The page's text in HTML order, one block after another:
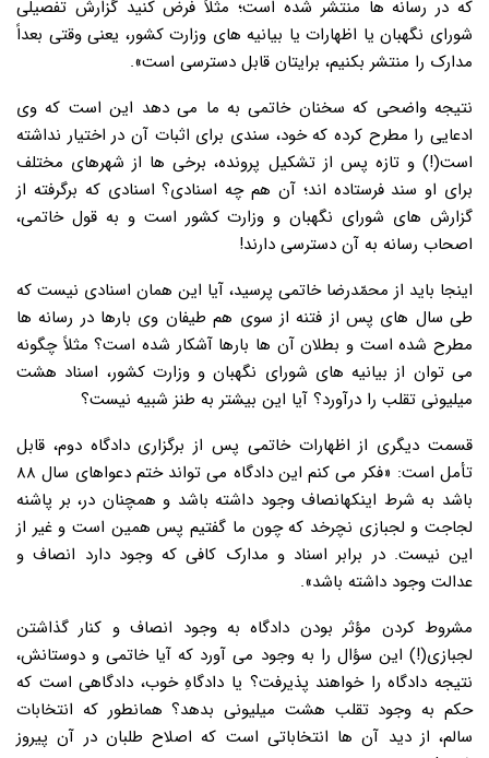
که در رسانه ها منتشر شده است؛ مثلاً فرض کنید گزارش تفصیلی
شورای نگهبان یا اظهارات یا بیانیه های وزارت کشور، یعنی وقتی بعداً
مدارک را منتشر بکنیم، برایتان قابل دسترسی است».
نتیجه واضحی که سخنان خاتمی به ما می دهد این است که وی
ادعایی را مطرح کرده که خود، سندی برای اثبات آن در اختیار نداشته
است(!) و تازه پس از تشکیل پرونده، برخی ها از شهرهای مختلف
برای او سند فرستاده اند؛ آن هم چه اسنادی؟ اسنادی که برگرفته از
گزارش های شورای نگهبان و وزارت کشور است و به قول خاتمی،
اصحاب رسانه به آن دسترسی دارند!
اینجا باید از محمّدرضا خاتمی پرسید، آیا این همان اسنادی نیست که
طی سال های پس از فتنه از سوی هم طیفان وی بارها در رسانه ها
مطرح شده است و بطلان آن ها بارها آشکار شده است؟ مثلاً چگونه
می توان از بیانیه های شورای نگهبان و وزارت کشور، اسناد هشت
میلیونی تقلب را درآورد؟ آیا این بیشتر به طنز شبیه نیست؟
قسمت دیگری از اظهارات خاتمی پس از برگزاری دادگاه دوم، قابل
تأمل است: «فکر می کنم این دادگاه می تواند ختم دعواهای سال ۸۸
باشد به شرط اینکهانصاف وجود داشته باشد و همچنان در، بر پاشنه
لجاجت و لجبازی نچرخد که چون ما گفتیم پس همین است و غیر از
این نیست. در برابر اسناد و مدارک کافی که وجود دارد انصاف و
عدالت وجود داشته باشد».
مشروط کردن مؤثر بودن دادگاه به وجود انصاف و کنار گذاشتن
لجبازی(!) این سؤال را به وجود می آورد که آیا خاتمی و دوستانش،
نتیجه دادگاه را خواهند پذیرفت؟ یا دادگاهِ خوب، دادگاهی است که
حکم به وجود تقلب هشت میلیونی بدهد؟ همانطور که انتخابات
سالم، از دید آن ها انتخاباتی است که اصلاح طلبان در آن پیروز